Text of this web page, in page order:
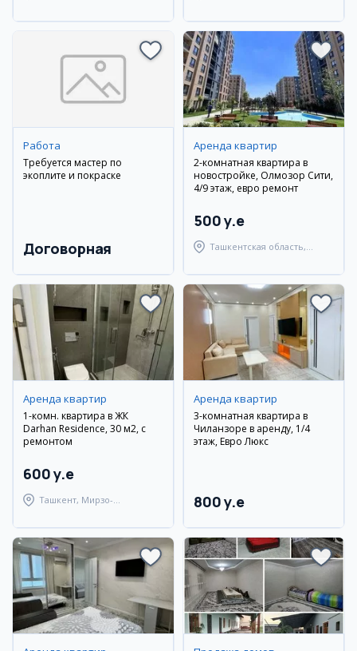
Работа
Требуется мастер по
экоплите и покраске
Договорная
Аренда квартир
2-комнатная квартира в
новостройке, Олмозор Сити,
4/9 этаж, евро ремонт
500 y.e
Ташкентская область,
Аренда квартир
1-комн. квартира в ЖК
Darhan Residence, 30 м2, с
ремонтом
600 y.e
Ташкент, Мирзо-
Аренда квартир
3-комнатная квартира в
Чиланзоре в аренду, 1/4
этаж, Евро Люкс
800 y.e